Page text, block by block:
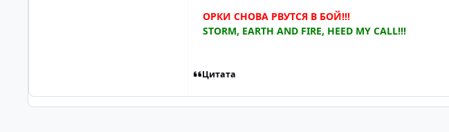
ОРКИ СНОВА РВУТСЯ В БОЙ!!!
STORM, EARTH AND FIRE, HEED MY CALL!!!
Цитата